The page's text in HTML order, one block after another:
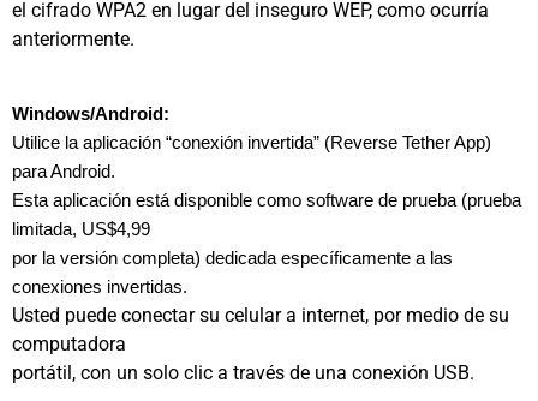
el cifrado WPA2 en lugar del inseguro WEP, como ocurría
anteriormente.
Windows/Android:
Utilice la aplicación “conexión invertida” (Reverse Tether App)
para Android.
Esta aplicación está disponible como software de prueba (prueba
limitada, US$4,99
por la versión completa) dedicada específicamente a las
conexiones invertidas.
Usted puede conectar su celular a internet, por medio de su
computadora
portátil, con un solo clic a través de una conexión USB.